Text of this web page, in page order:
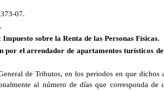
07.
Impuesto sobre la Renta de las Personas Físicas.
por el arrendador de apartamentos turísticos
de Tributos, en los periodos en que
al número de días que corresponda